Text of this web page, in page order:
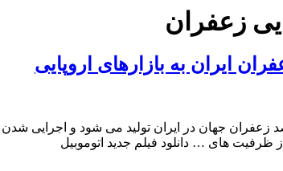
زعفران
ایران به بازارهای اروپایی
کننده زعفران گفت: 98 درصد زعفران جهان در ایران تولید می شود و اجرایی شدن
های … دانلود فیلم جدید اتوموبیل